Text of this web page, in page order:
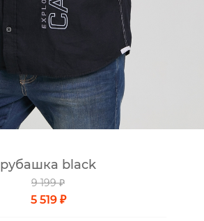
рубашка black
9 199 ₽
5 519 ₽